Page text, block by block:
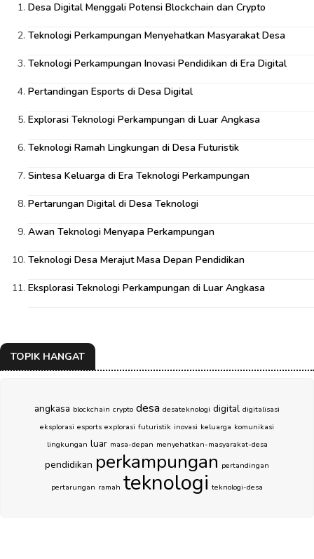
Desa Digital Menggali Potensi Blockchain dan Crypto
Teknologi Perkampungan Menyehatkan Masyarakat Desa
Teknologi Perkampungan Inovasi Pendidikan di Era Digital
Pertandingan Esports di Desa Digital
Explorasi Teknologi Perkampungan di Luar Angkasa
Teknologi Ramah Lingkungan di Desa Futuristik
Sintesa Keluarga di Era Teknologi Perkampungan
Pertarungan Digital di Desa Teknologi
Awan Teknologi Menyapa Perkampungan
Teknologi Desa Merajut Masa Depan Pendidikan
Eksplorasi Teknologi Perkampungan di Luar Angkasa
TOPIK HANGAT
angkasa blockchain crypto desa desateknologi digital digitalisasi
eksplorasi esports explorasi futuristik inovasi keluarga komunikasi
lingkungan luar masa-depan menyehatkan-masyarakat-desa
pendidikan perkampungan pertandingan
pertarungan ramah teknologi teknologi-desa